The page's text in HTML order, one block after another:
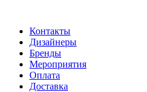
Контакты
Дизайнеры
Бренды
Мероприятия
Оплата
Доставка